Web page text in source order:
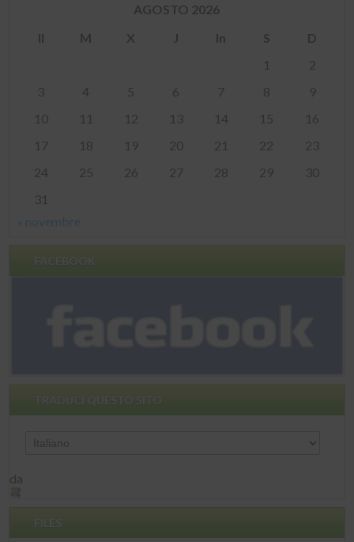
AGOSTO 2026
Il
M X J In S
D
1
2
3
4 5 6 7 8
9
10
11 12 13 14 15
16
17
18 19 20 21 22
23
24
25 26 27 28 29
30
31
FACEBOOK
TRADUCI QUESTO SITO
da
FILES